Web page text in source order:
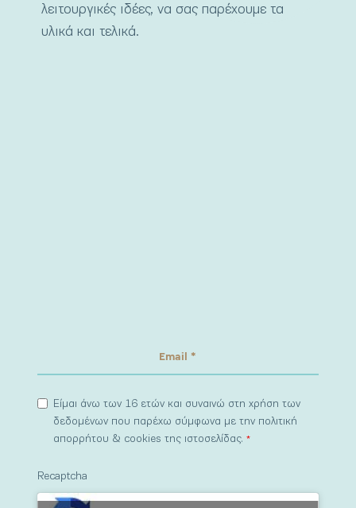
λειτουργικές ιδέες, να σας παρέχουμε τα
υλικά και τελικά.
Είμαι άνω των 16 ετών και συναινώ στη χρήση των
δεδομένων που παρέχω σύμφωνα με την πολιτική
απορρήτου & cookies της ιστοσελίδας.*
Recaptcha